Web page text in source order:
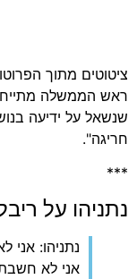
ציטוטים מתוך
ראש הממשלה
שנשאל על ידיעה
חריגה".
***
נתניהו על
נתניהו: אני
אני לא